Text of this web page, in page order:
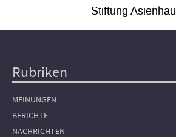
Stiftung
Hauptnavigation
Rubriken
MEINUNGEN
BERICHTE
NACHRICHTEN